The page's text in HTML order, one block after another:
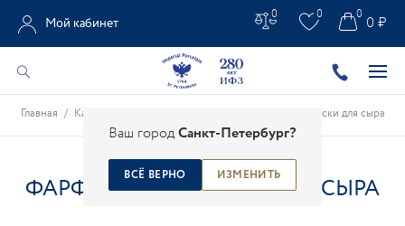
Ваш городСанкт-Петербург?
ВСЁ ВЕРНО ИЗМЕНИТЬ
Мой кабинет
0 0 0 ₽
0
Главная / Каталог Фарфоровые доски для сыра
ФАРФОРОВЫЕ ДОСКИ ДЛЯ СЫРА